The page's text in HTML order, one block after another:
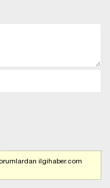
ilgihaber.com